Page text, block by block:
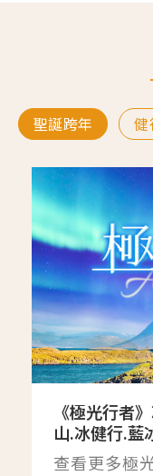
聖誕跨年 健
《極光行者
山.冰健行.藍
查看更多極